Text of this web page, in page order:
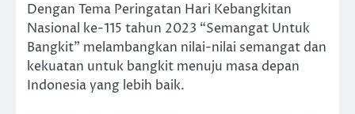
Dengan Tema Peringatan Hari Kebangkitan
Nasional ke-115 tahun 2023 “Semangat Untuk
Bangkit” melambangkan nilai-nilai semangat dan
kekuatan untuk bangkit menuju masa depan
Indonesia yang lebih baik.